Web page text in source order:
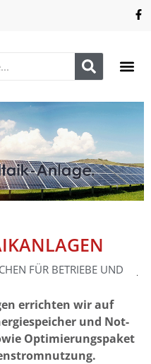
FÜR BETRIEBE UND
errichten wir auf
und Not-
Optimierungspaket